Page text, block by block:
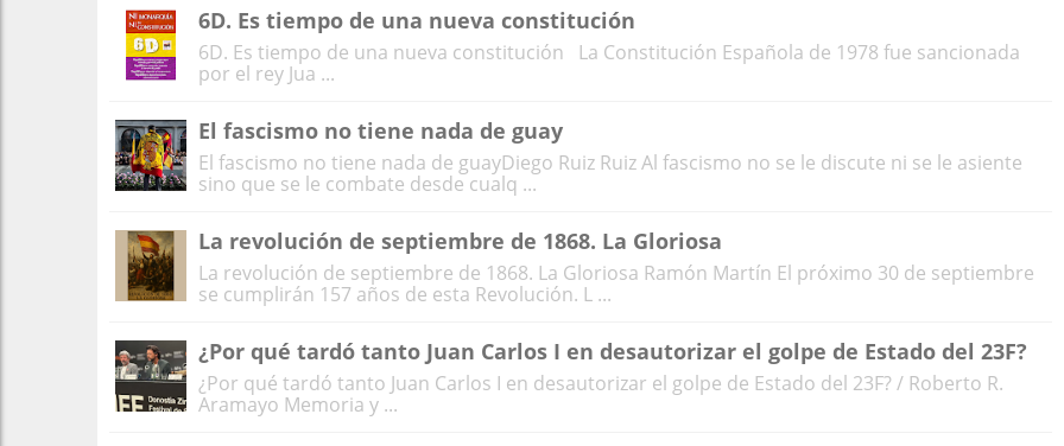
6D. Es tiempo de una nueva constitución
6D. Es tiempo de una nueva constitución La Constitución Española de 1978 fue sancionada
por el rey Jua ...
El fascismo no tiene nada de guay
El fascismo no tiene nada de guayDiego Ruiz Ruiz Al fascismo no se le discute ni se le asiente
sino que se le combate desde cualq ...
La revolución de septiembre de 1868. La Gloriosa
La revolución de septiembre de 1868. La Gloriosa Ramón Martín El próximo 30 de septiembre
se cumplirán 157 años de esta Revolución. L ...
¿Por qué tardó tanto Juan Carlos I en desautorizar el golpe de Estado del 23F?
¿Por qué tardó tanto Juan Carlos I en desautorizar el golpe de Estado del 23F? / Roberto R.
Aramayo Memoria y ...